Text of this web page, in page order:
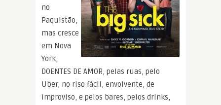
no
Paquistão,
mas cresce
em Nova
York,
DOENTES DE AMOR, pelas ruas, pelo
Uber, no riso fácil, envolvente, de
improviso, e pelos bares, pelos drinks,